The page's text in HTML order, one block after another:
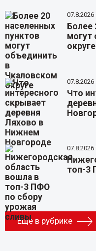
07.8.2026
Более
могут
округе
07.8.2026
Что
07.8.2026
топ-3
Еще в рубрике